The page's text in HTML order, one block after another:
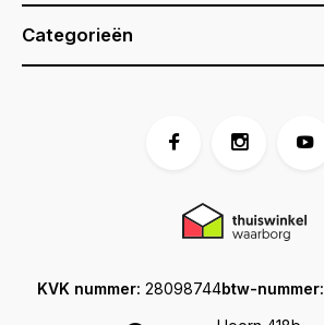
Categorieën
KVK nummer: 28098744btw-nummer: